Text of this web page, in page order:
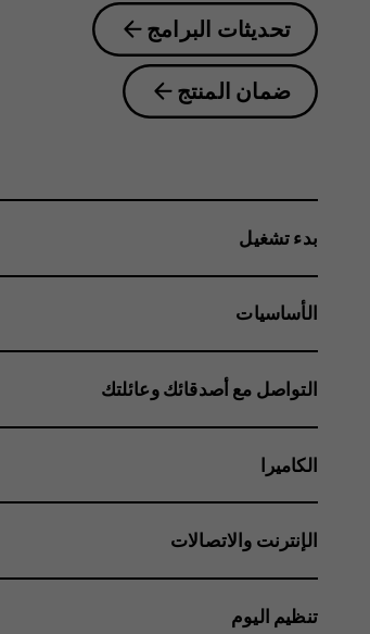
تحديثات البرامج
ضمان المنتج
بدء تشغيل
الأساسيات
التواصل مع أصدقائك وعائلتك
الكاميرا
الإنترنت والاتصالات
تنظيم اليوم